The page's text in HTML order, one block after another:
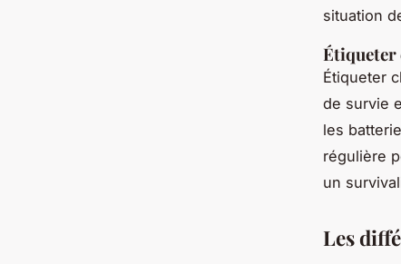
situation
Étiqueter
Étiqueter
de survie
les
régulière
un
Les